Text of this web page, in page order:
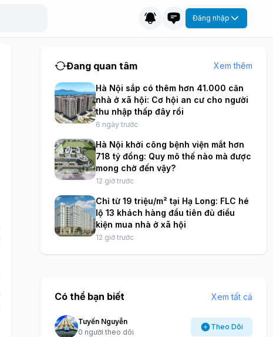
Đăng nhập
Đang quan tâm Xem thêm
Hà Nội sắp có thêm hơn 41.000 căn
nhà ở xã hội: Cơ hội an cư cho người
thu nhập thấp đây rồi
6 ngày trước
Hà Nội khởi công bệnh viện mắt hơn
718 tỷ đồng: Quy mô thế nào mà được
mong chờ đến vậy?
12 giờ trước
Chỉ từ 19 triệu/m² tại Hạ Long: FLC hé
lộ 13 khách hàng đầu tiên đủ điều
kiện mua nhà ở xã hội
12 giờ trước
Có thể bạn biết Xem tất cả
Tuyến Nguyễn
0 người theo dõi
Theo Dõi